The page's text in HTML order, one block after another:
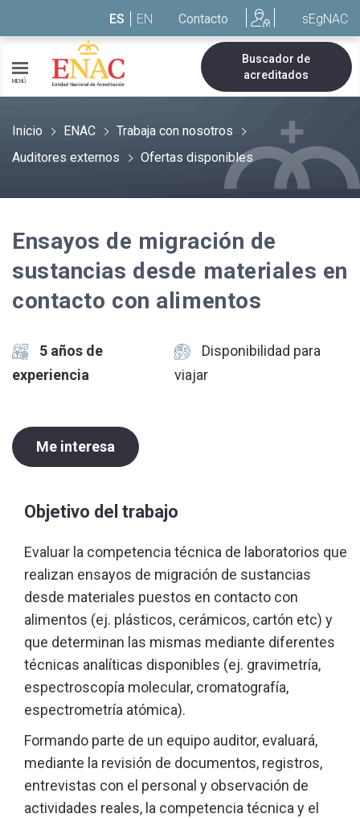
ES EN Contacto sEgNAC
MENÚ
Buscador de
acreditados
Inicio ENAC
Trabaja con nosotros
Auditores externos
Ofertas disponibles
Ensayos de migración de
sustancias desde materiales en
contacto con alimentos
5 años de
experiencia
Disponibilidad para
viajar
Me interesa
Objetivo del trabajo
Evaluar la competencia técnica de laboratorios que
realizan ensayos de migración de sustancias
desde materiales puestos en contacto con
alimentos (ej. plásticos, cerámicos, cartón etc) y
que determinan las mismas mediante diferentes
técnicas analíticas disponibles (ej. gravimetría,
espectroscopía molecular, cromatografía,
espectrometría atómica).
Formando parte de un equipo auditor, evaluará,
mediante la revisión de documentos, registros,
entrevistas con el personal y observación de
actividades reales, la competencia técnica y el